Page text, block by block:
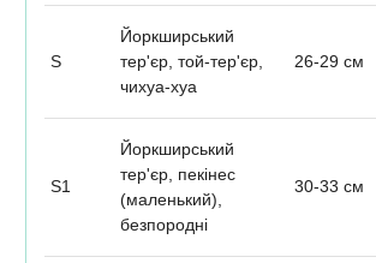
S
Йоркширський
тер'єр, той-тер'єр,
чихуа-хуа
26-29 см
S1
Йоркширський
тер'єр, пекінес
(маленький),
безпородні
30-33 см